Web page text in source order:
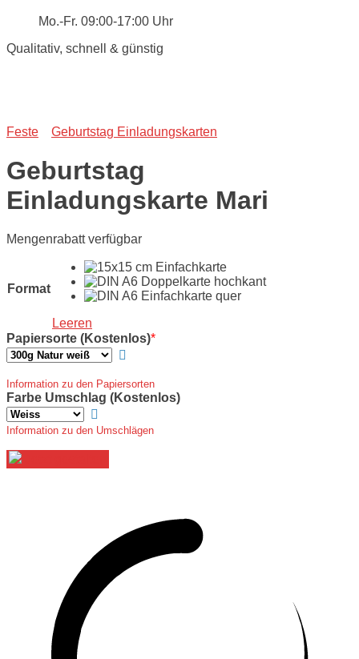
Mo.-Fr. 09:00-17:00 Uhr
Qualitativ, schnell & günstig
Feste Geburtstag Einladungskarten
Geburtstag
Einladungskarte Mari
Mengenrabatt verfügbar
Format
Leeren
*
Papiersorte (Kostenlos)
Information zu den Papiersorten
Farbe Umschlag (Kostenlos)
Information zu den Umschlägen